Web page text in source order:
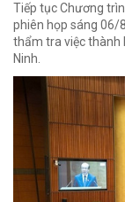
Tiếp tục Chương
phiên họp sáng 06/
thẩm tra việc thành
Ninh.